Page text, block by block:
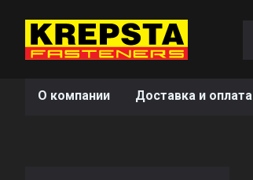
О компании Доставка и оплата